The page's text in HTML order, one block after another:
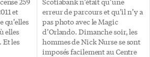
qu’elle
[…]
et
qu’elles
elles
Et les
erreur de parcours et qu’il n’y a
pas photo avec le Magic
d’Orlando. Dimanche soir, les
hommes de Nick Nurse se sont
imposés facilement au Centre